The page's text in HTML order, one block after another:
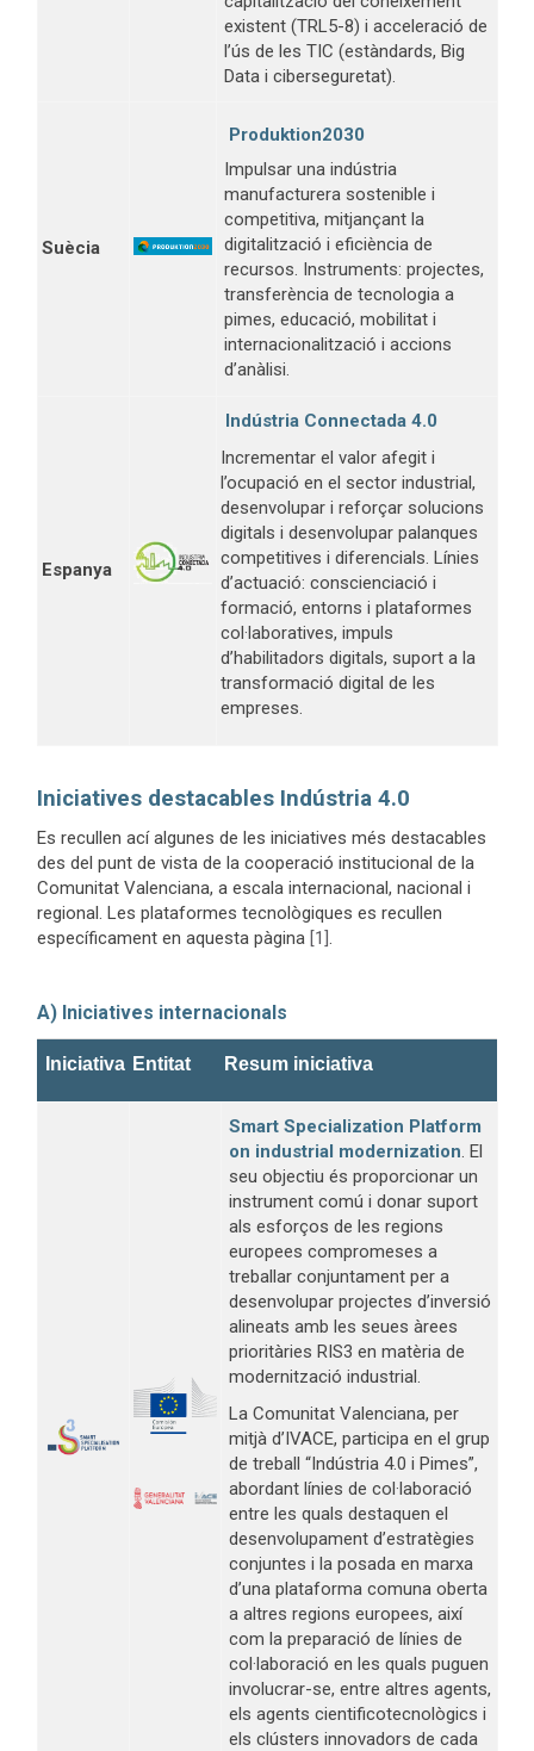
existent (TRL5-8) i acceleració de
l’ús de les TIC (estàndards, Big
Data i ciberseguretat).
Suècia
Produktion2030
Impulsar una indústria
manufacturera sostenible i
competitiva, mitjançant la
digitalització i eficiència de
recursos. Instruments: projectes,
transferència de tecnologia a
pimes, educació, mobilitat i
internacionalització i accions
d’anàlisi.
Espanya
Indústria Connectada 4.0
Incrementar el valor afegit i
l’ocupació en el sector industrial,
desenvolupar i reforçar solucions
digitals i desenvolupar palanques
competitives i diferencials. Línies
d’actuació: conscienciació i
formació, entorns i plataformes
col·laboratives, impuls
d’habilitadors digitals, suport a la
transformació digital de les
empreses.
Iniciatives destacables Indústria 4.0
Es recullen ací algunes de les iniciatives més destacables
des del punt de vista de la cooperació institucional de la
Comunitat Valenciana, a escala internacional, nacional i
regional. Les plataformes tecnològiques es recullen
específicament en aquesta pàgina [1]
A) Iniciatives internacionals
Iniciativa Entitat Resum iniciativa
Smart Specialization Platform
on industrial modernization . El
seu objectiu és proporcionar un
instrument comú i donar suport
als esforços de les regions
europees compromeses a
treballar conjuntament per a
desenvolupar projectes d’inversió
alineats amb les seues àrees
prioritàries RIS3 en matèria de
modernització industrial.
La Comunitat Valenciana, per
mitjà d’IVACE, participa en el grup
de treball “Indústria 4.0 i Pimes”,
abordant línies de col·laboració
entre les quals destaquen el
desenvolupament d’estratègies
conjuntes i la posada en marxa
d’una plataforma comuna oberta
a altres regions europees, així
com la preparació de línies de
col·laboració en les quals puguen
involucrar-se, entre altres agents,
els agents cientificotecnològics i
els clústers innovadors de cada